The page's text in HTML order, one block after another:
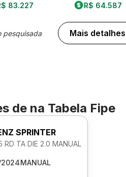
83.227
pesquisada
R$ 64.587
Mais detalhes
de na Tabela Fipe
SPRINTER
RD TA DIE 2.0 MANUAL
MANUAL